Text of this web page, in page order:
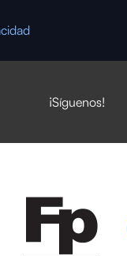
¡Síguenos!